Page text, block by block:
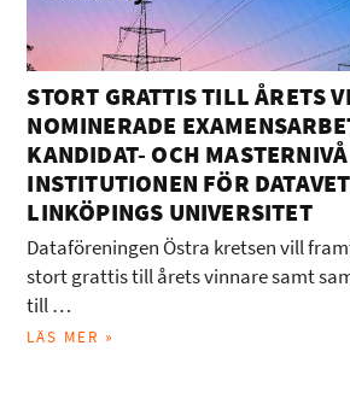
STORT GRATTIS TILL ÅRETS
NOMINERADE
KANDIDAT- OCH
INSTITUTIONEN FÖR
LINKÖPINGS UNIVERSITET
Dataföreningen Östra kretsen vill
stort grattis till årets vinnare samt
till …
LÄS MER »